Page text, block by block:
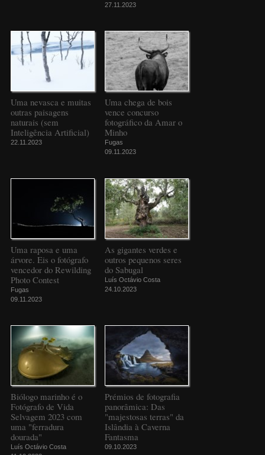
27.11.2023
Uma nevasca e muitas
outras paisagens
naturais (sem
Inteligência Artificial)
22.11.2023
Uma chega de bois
vence concurso
fotográfico da Amar o
Minho
Fugas
09.11.2023
Uma raposa e uma
árvore. Eis o fotógrafo
vencedor do Rewilding
Photo Contest
Fugas
09.11.2023
As gigantes verdes e
outros pequenos seres
do Sabugal
Luís Octávio Costa
24.10.2023
Biólogo marinho é o
Fotógrafo de Vida
Selvagem 2023 com
uma "ferradura
dourada"
Luís Octávio Costa
Prémios de fotografia
panorâmica: Das
"majestosas terras" da
Islândia à Caverna
Fantasma
09.10.2023